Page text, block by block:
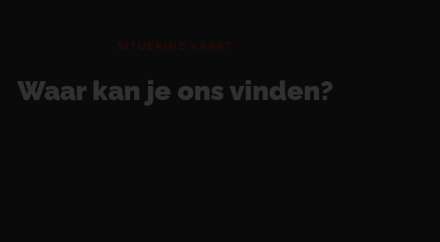
SITUERING KAART
Waar kan je ons vinden?